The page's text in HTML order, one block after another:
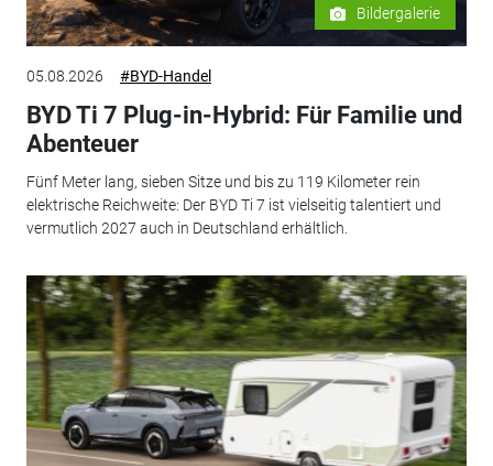
Bildergalerie
05.08.2026 #BYD-Handel
BYD Ti 7 Plug-in-Hybrid: Für Familie und
Abenteuer
Fünf Meter lang, sieben Sitze und bis zu 119 Kilometer rein
elektrische Reichweite: Der BYD Ti 7 ist vielseitig talentiert und
vermutlich 2027 auch in Deutschland erhältlich.